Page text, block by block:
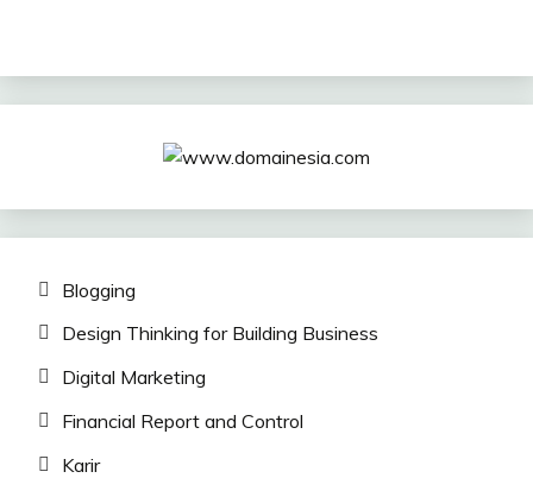
Blogging
Design Thinking for Building Business
Digital Marketing
Financial Report and Control
Karir